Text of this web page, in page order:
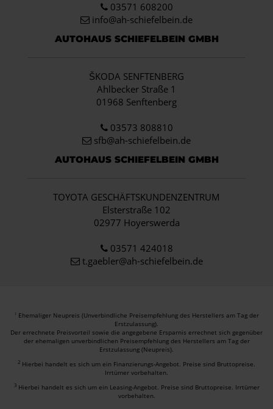
03571 608200
info@ah-schiefelbein.de
AUTOHAUS SCHIEFELBEIN GMBH
ŠKODA SENFTENBERG
Ahlbecker Straße 1
01968 Senftenberg
03573 808810
sfb@ah-schiefelbein.de
AUTOHAUS SCHIEFELBEIN GMBH
TOYOTA GESCHÄFTSKUNDENZENTRUM
Elsterstraße 102
02977 Hoyerswerda
03571 424018
t.gaebler@ah-schiefelbein.de
1 Ehemaliger Neupreis (Unverbindliche Preisempfehlung des Herstellers am Tag der
Erstzulassung).
Der errechnete Preisvorteil sowie die angegebene Ersparnis errechnet sich gegenüber
der ehemaligen unverbindlichen Preisempfehlung des Herstellers am Tag der
Erstzulassung (Neupreis).
2 Hierbei handelt es sich um ein Finanzierungs-Angebot. Preise sind Bruttopreise.
Irrtümer vorbehalten.
3 Hierbei handelt es sich um ein Leasing-Angebot. Preise sind Bruttopreise. Irrtümer
vorbehalten.